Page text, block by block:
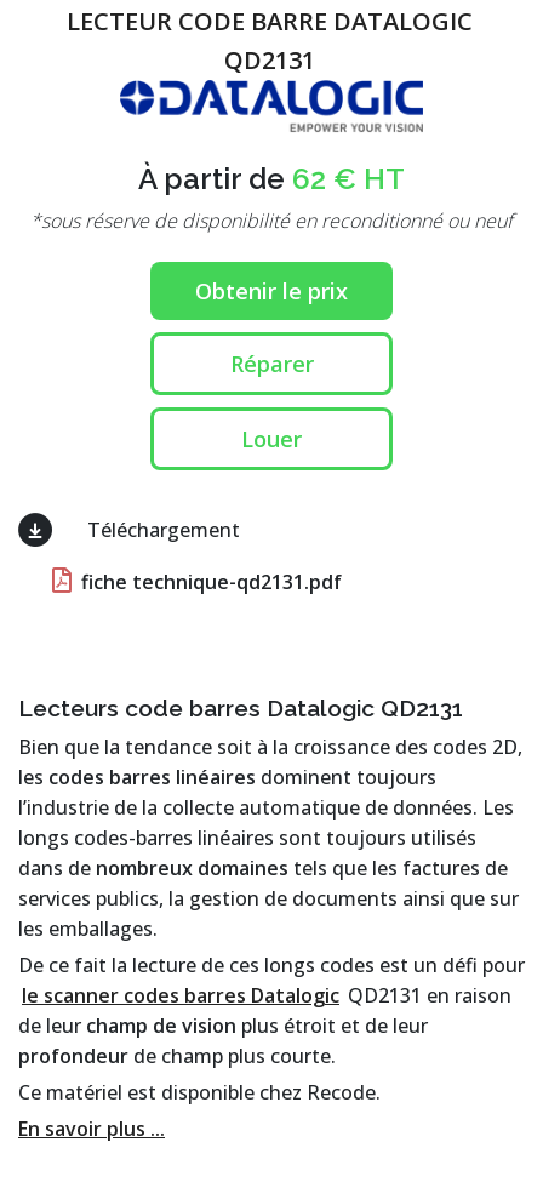
LECTEUR CODE BARRE DATALOGIC
QD2131
À partir de 62 € HT
*sous réserve de disponibilité en reconditionné ou neuf
Obtenir le prix
Réparer
Louer
Téléchargement
fiche technique-qd2131.pdf
Lecteurs code barres Datalogic QD2131
Bien que la tendance soit à la croissance des codes 2D,
les codes barres linéaires dominent toujours
l’industrie de la collecte automatique de données. Les
longs codes-barres linéaires sont toujours utilisés
dans de nombreux domaines tels que les factures de
services publics, la gestion de documents ainsi que sur
les emballages.
De ce fait la lecture de ces longs codes est un défi pour
le scanner codes barres Datalogic QD2131 en raison
de leur champ de vision plus étroit et de leur
profondeur de champ plus courte.
Ce matériel est disponible chez Recode.
En savoir plus ...